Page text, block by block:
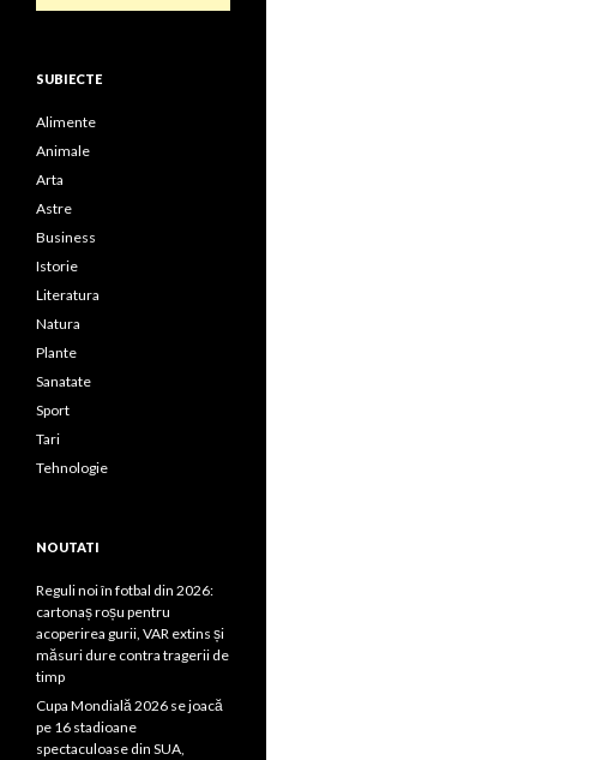
SUBIECTE
Alimente
Animale
Arta
Astre
Business
Istorie
Literatura
Natura
Plante
Sanatate
Sport
Tari
Tehnologie
NOUTATI
Reguli noi în fotbal din 2026:
cartonaș roșu pentru
acoperirea gurii, VAR extins și
măsuri dure contra tragerii de
timp
Cupa Mondială 2026 se joacă
pe 16 stadioane
spectaculoase din SUA,